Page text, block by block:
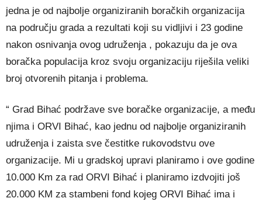
jedna je od najbolje organiziranih boračkih organizacija
na području grada a rezultati koji su vidljivi i 23 godine
nakon osnivanja ovog udruženja , pokazuju da je ova
boračka populacija kroz svoju organizaciju riješila veliki
broj otvorenih pitanja i problema.
“ Grad Bihać podržave sve boračke organizacije, a među
njima i ORVI Bihać, kao jednu od najbolje organiziranih
udruženja i zaista sve čestitke rukovodstvu ove
organizacije. Mi u gradskoj upravi planiramo i ove godine
10.000 Km za rad ORVI Bihać i planiramo izdvojiti još
20.000 KM za stambeni fond kojeg ORVI Bihać ima i